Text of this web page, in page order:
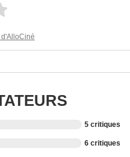
5 critiques
6 critiques